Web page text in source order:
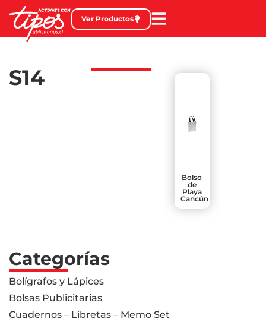
Ver Productos
S14
Bolso
de
Playa
Cancún
Categorías
Bolígrafos y Lápices
Bolsas Publicitarias
Cuadernos – Libretas – Memo Set